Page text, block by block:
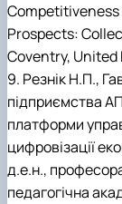
Prospects:
Coventry, United
9. Резнік Н.П.,
підприємства
платформи
цифровізації
д.е.н.,
педагогічна